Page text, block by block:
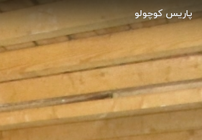
پاریس کوچولو